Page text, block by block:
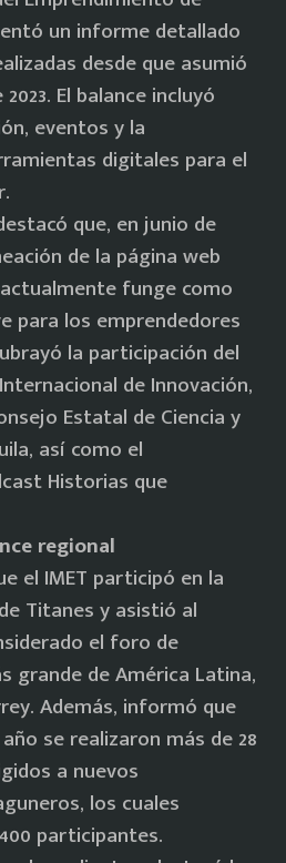
un informe detallado
desde que asumió
El balance incluyó
eventos y la
digitales para el
que, en junio de
de la página web
funge como
para los emprendedores
la participación del
de Innovación,
Estatal de Ciencia y
así como el
Historias que
regional
el IMET participó en la
Titanes y asistió al
el foro de
grande de América Latina,
Además, informó que
se realizaron más de 28
a nuevos
los cuales
participantes.